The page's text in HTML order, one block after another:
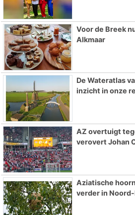
Voor de Breek
Alkmaar
De Wateratlas
inzicht in onze
AZ overtuigt
verovert Johan
Aziatische
verder in